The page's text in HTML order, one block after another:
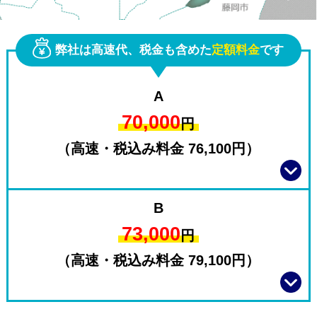
料金
弊社は高速代、税金も含めた定額料金です
A
70,000円
（高速・税込み料金 76,100円）
B
73,000円
（高速・税込み料金 79,100円）